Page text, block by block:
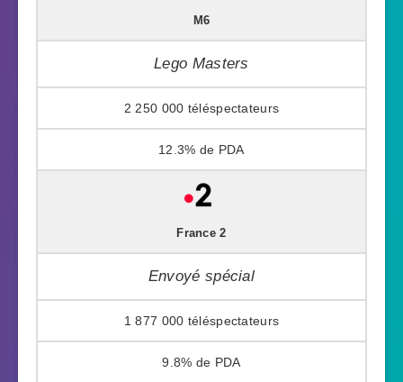
M6
Lego Masters
2 250 000
12.3%
France 2
Envoyé spécial
1 877 000
9.8%